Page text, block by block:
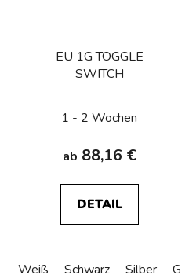
EU 1G TOGGLE
SWITCH
1 - 2 Wochen
ab 88,16 €
DETAIL
Weiß Schwarz Silber